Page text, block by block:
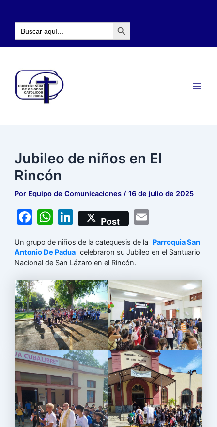
contenido
Buscar: Botón de búsqueda
Jubileo de niños en El
Rincón
Por Equipo de Comunicaciones/16 de julio de 2025
F
c
e
b
o
o
k
W
at
s
A
p
p
Li
n
k
e
dI
n
Post
ai
Un grupo de niños de la catequesis de la
Parroquia San
Antonio De Padua celebraron su Jubileo en el Santuario
Nacional de San Lázaro en el Rincón.
entradas